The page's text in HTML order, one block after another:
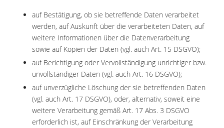
auf Bestätigung, ob sie betreffende Daten verarbeitet
werden, auf Auskunft über die verarbeiteten Daten, auf
weitere Informationen über die Datenverarbeitung
sowie auf Kopien der Daten (vgl. auch Art. 15 DSGVO);
auf Berichtigung oder Vervollständigung unrichtiger bzw.
unvollständiger Daten (vgl. auch Art. 16 DSGVO);
auf unverzügliche Löschung der sie betreffenden Daten
(vgl. auch Art. 17 DSGVO), oder, alternativ, soweit eine
weitere Verarbeitung gemäß Art. 17 Abs. 3 DSGVO
erforderlich ist, auf Einschränkung der Verarbeitung